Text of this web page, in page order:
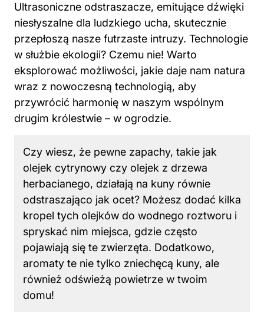
przepłoszą nasze futrzaste intruzy. Technologie
w służbie ekologii? Czemu nie! Warto
eksplorować możliwości, jakie daje nam natura
wraz z nowoczesną technologią, aby
przywrócić harmonię w naszym wspólnym
drugim królestwie – w ogrodzie.
Czy wiesz, że pewne zapachy, takie jak
herbacianego, działają na kuny równie
odstraszająco jak ocet? Możesz dodać kilka
kropel tych olejków do wodnego roztworu i
spryskać nim miejsca, gdzie często
pojawiają się te zwierzęta. Dodatkowo,
aromaty te nie tylko zniechęcą kuny, ale
również odświeżą powietrze w twoim
domu!